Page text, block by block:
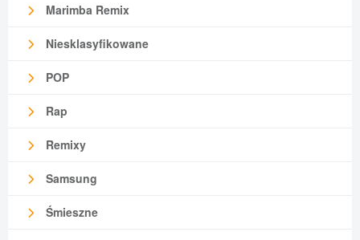
Marimba Remix
Niesklasyfikowane
POP
Rap
Remixy
Samsung
Śmieszne